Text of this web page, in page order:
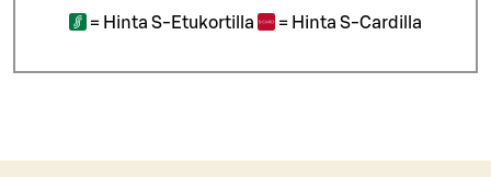
= Hinta S-Etukortilla = Hinta S-Cardilla